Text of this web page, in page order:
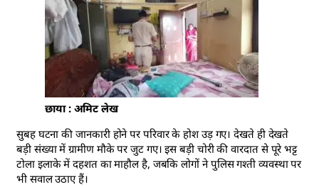
छाया : अमिट लेख
सुबह घटना की जानकारी होने पर परिवार के होश उड़ गए। देखते ही देखते
बड़ी संख्या में ग्रामीण मौके पर जुट गए। इस बड़ी चोरी की वारदात से पूरे भट्ट
टोला इलाके में दहशत का माहौल है, जबकि लोगों ने पुलिस गश्ती व्यवस्था पर
भी सवाल उठाए हैं।